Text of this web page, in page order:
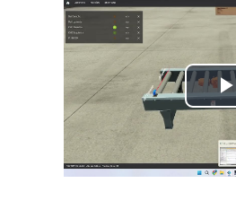
נַגֵּן
וידאו